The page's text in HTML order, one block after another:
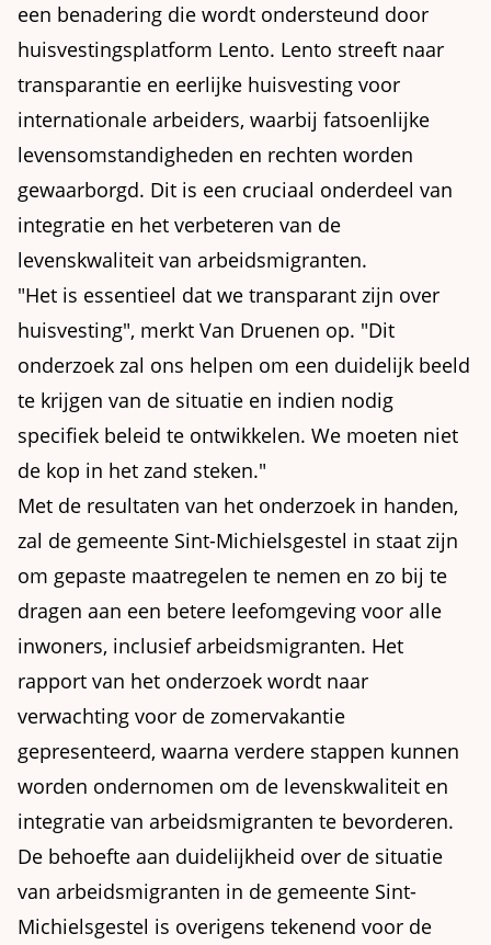
een benadering die wordt ondersteund door
huisvestingsplatform Lento. Lento streeft naar
transparantie en eerlijke huisvesting voor
internationale arbeiders, waarbij fatsoenlijke
levensomstandigheden en rechten worden
gewaarborgd. Dit is een cruciaal onderdeel van
integratie en het verbeteren van de
levenskwaliteit van arbeidsmigranten.
"Het is essentieel dat we transparant zijn over
huisvesting", merkt Van Druenen op. "Dit
onderzoek zal ons helpen om een duidelijk beeld
te krijgen van de situatie en indien nodig
specifiek beleid te ontwikkelen. We moeten niet
de kop in het zand steken."
Met de resultaten van het onderzoek in handen,
zal de gemeente Sint-Michielsgestel in staat zijn
om gepaste maatregelen te nemen en zo bij te
dragen aan een betere leefomgeving voor alle
inwoners, inclusief arbeidsmigranten. Het
rapport van het onderzoek wordt naar
verwachting voor de zomervakantie
gepresenteerd, waarna verdere stappen kunnen
worden ondernomen om de levenskwaliteit en
integratie van arbeidsmigranten te bevorderen.
De behoefte aan duidelijkheid over de situatie
van arbeidsmigranten in de gemeente Sint-
Michielsgestel is overigens tekenend voor de